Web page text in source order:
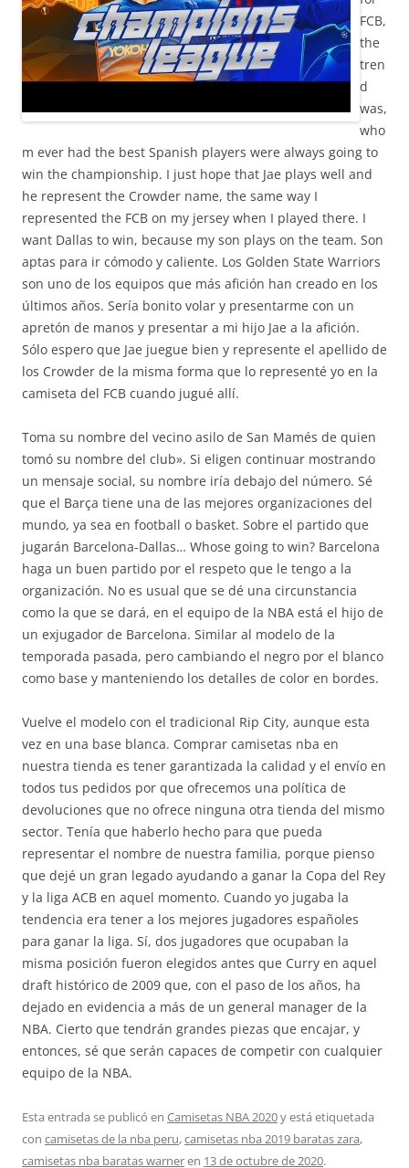
FCB,
the
tren
d
was,
who
m ever had the best Spanish players were always going to
win the championship. I just hope that Jae plays well and
he represent the Crowder name, the same way I
represented the FCB on my jersey when I played there. I
want Dallas to win, because my son plays on the team. Son
aptas para ir cómodo y caliente. Los Golden State Warriors
son uno de los equipos que más afición han creado en los
últimos años. Sería bonito volar y presentarme con un
apretón de manos y presentar a mi hijo Jae a la afición.
Sólo espero que Jae juegue bien y represente el apellido de
los Crowder de la misma forma que lo representé yo en la
camiseta del FCB cuando jugué allí.
Toma su nombre del vecino asilo de San Mamés de quien
tomó su nombre del club». Si eligen continuar mostrando
un mensaje social, su nombre iría debajo del número. Sé
que el Barça tiene una de las mejores organizaciones del
mundo, ya sea en football o basket. Sobre el partido que
jugarán Barcelona-Dallas… Whose going to win? Barcelona
haga un buen partido por el respeto que le tengo a la
organización. No es usual que se dé una circunstancia
como la que se dará, en el equipo de la NBA está el hijo de
un exjugador de Barcelona. Similar al modelo de la
temporada pasada, pero cambiando el negro por el blanco
como base y manteniendo los detalles de color en bordes.
Vuelve el modelo con el tradicional Rip City, aunque esta
vez en una base blanca. Comprar camisetas nba en
nuestra tienda es tener garantizada la calidad y el envío en
todos tus pedidos por que ofrecemos una política de
devoluciones que no ofrece ninguna otra tienda del mismo
sector. Tenía que haberlo hecho para que pueda
representar el nombre de nuestra familia, porque pienso
que dejé un gran legado ayudando a ganar la Copa del Rey
y la liga ACB en aquel momento. Cuando yo jugaba la
tendencia era tener a los mejores jugadores españoles
para ganar la liga. Sí, dos jugadores que ocupaban la
misma posición fueron elegidos antes que Curry en aquel
draft histórico de 2009 que, con el paso de los años, ha
dejado en evidencia a más de un general manager de la
NBA. Cierto que tendrán grandes piezas que encajar, y
entonces, sé que serán capaces de competir con cualquier
equipo de la NBA.
Esta entrada se publicó en Camisetas NBA 2020y está etiquetada
con camisetas de la nba peru,camisetas nba 2019 baratas zara,
camisetas nba baratas warneren 13 de octubre de 2020.